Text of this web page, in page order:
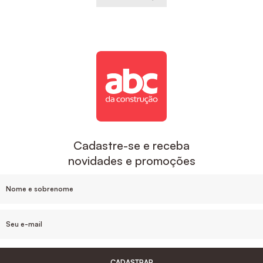
Cadastre-se e receba
novidades e promoções